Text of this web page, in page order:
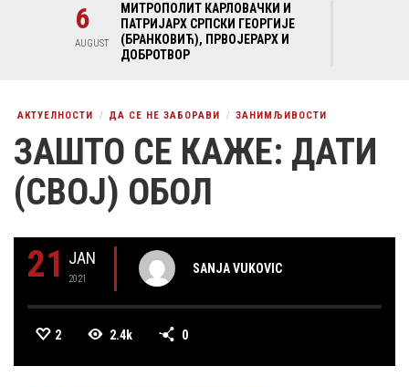
6
AUGUST
МИТРОПОЛИТ КАРЛОВАЧКИ И
ПАТРИЈАРХ СРПСКИ ГЕОРГИЈЕ
(БРАНКОВИЋ), ПРВОЈЕРАРХ И
ДОБРОТВОР
АКТУЕЛНОСТИ ДА СЕ НЕ ЗАБОРАВИ ЗАНИМЉИВОСТИ
ЗАШТО СЕ КАЖЕ: ДАТИ
(СВОЈ) ОБОЛ
21 JAN
2021
SANJA VUKOVIC
2 2.4k 0